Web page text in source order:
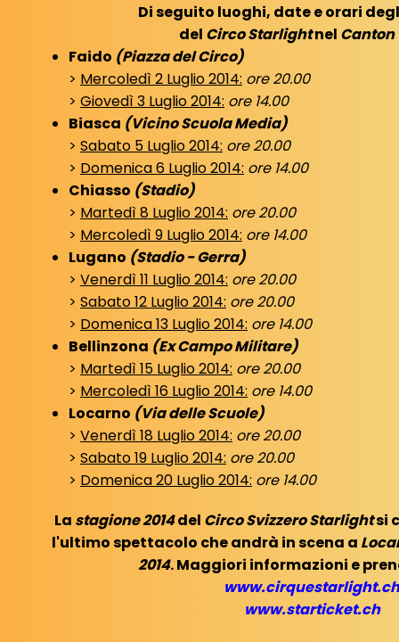
Di seguito luoghi, date e orari
del Circo Starlightnel Canton
Faido (Piazza del Circo)
> Mercoledì 2 Luglio 2014: ore 20.00
> Giovedì 3 Luglio 2014: ore 14.00
Biasca (Vicino Scuola Media)
> Sabato 5 Luglio 2014: ore 20.00
> Domenica 6 Luglio 2014: ore 14.00
Chiasso (Stadio)
> Martedì 8 Luglio 2014: ore 20.00
> Mercoledì 9 Luglio 2014: ore 14.00
Lugano (Stadio - Gerra)
> Venerdì 11 Luglio 2014: ore 20.00
> Sabato 12 Luglio 2014: ore 20.00
> Domenica 13 Luglio 2014: ore 14.00
Bellinzona (Ex Campo Militare)
> Martedì 15 Luglio 2014: ore 20.00
> Mercoledì 16 Luglio 2014: ore 14.00
Locarno (Via delle Scuole)
> Venerdì 18 Luglio 2014: ore 20.00
> Sabato 19 Luglio 2014: ore 20.00
> Domenica 20 Luglio 2014: ore 14.00
La stagione 2014del Circo Svizzero Starlightsi
l'ultimo spettacolo che andrà in scena a
2014. Maggiori informazioni e
www.starticket.ch